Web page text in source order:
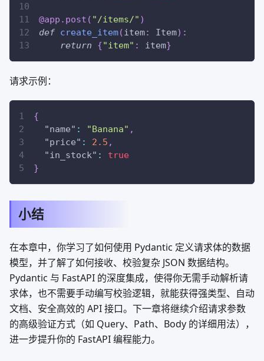
@app . post ( "/items/" )
def create_item(item: Item) :
return
{"item" : item}
请求示例：
{
"name" : "Banana" ,
"price" : 2.5 ,
"in_stock" :
true
}
小结
在本章中，你学习了如何使用 Pydantic 定义请求体的数据
模型，并了解了如何接收、校验复杂 JSON 数据结构。
Pydantic 与 FastAPI 的深度集成，使得你无需手动解析请
求体，也不需要手动编写校验逻辑，就能获得强类型、自动
文档、安全高效的 API 接口。下一章将继续介绍请求参数
的高级验证方式（如 Query、Path、Body 的详细用法），
进一步提升你的 FastAPI 编程能力。